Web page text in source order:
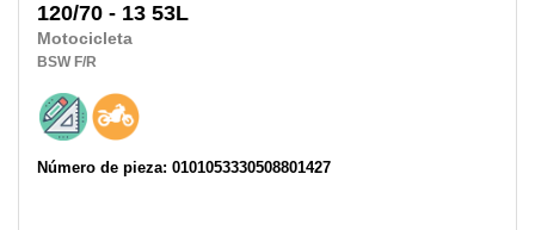
120/70 - 13 53L
Motocicleta
BSW F/R
Número de pieza: 0101053330508801427